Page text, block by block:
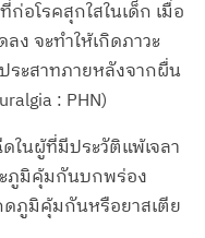
ก่อโรคสุกใสในเด็ก เมื่อ
จะทำให้เกิดภาวะ
ระสาทภายหลังจากผื่น
: PHN)
ในผู้ที่มีประวัติแพ้เจลา
ภูมิคุ้มกันบกพร่อง
ดภูมิคุ้มกันหรือยาสเตีย